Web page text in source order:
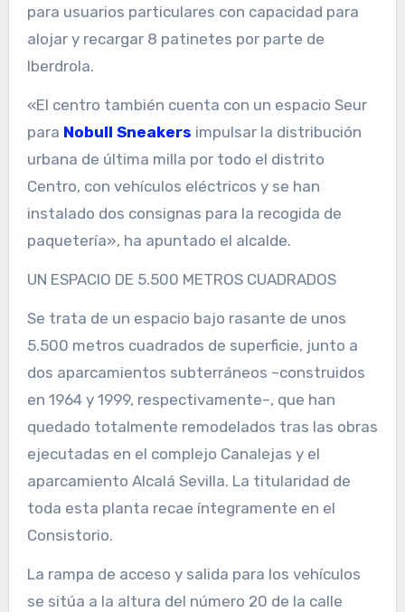
para usuarios particulares con capacidad para
alojar y recargar 8 patinetes por parte de
Iberdrola.
«El centro también cuenta con un espacio Seur
para Nobull Sneakers impulsar la distribución
urbana de última milla por todo el distrito
Centro, con vehículos eléctricos y se han
instalado dos consignas para la recogida de
paquetería», ha apuntado el alcalde.
UN ESPACIO DE 5.500 METROS CUADRADOS
Se trata de un espacio bajo rasante de unos
5.500 metros cuadrados de superficie, junto a
dos aparcamientos subterráneos –construidos
en 1964 y 1999, respectivamente–, que han
quedado totalmente remodelados tras las obras
ejecutadas en el complejo Canalejas y el
aparcamiento Alcalá Sevilla. La titularidad de
toda esta planta recae íntegramente en el
Consistorio.
La rampa de acceso y salida para los vehículos
se sitúa a la altura del número 20 de la calle